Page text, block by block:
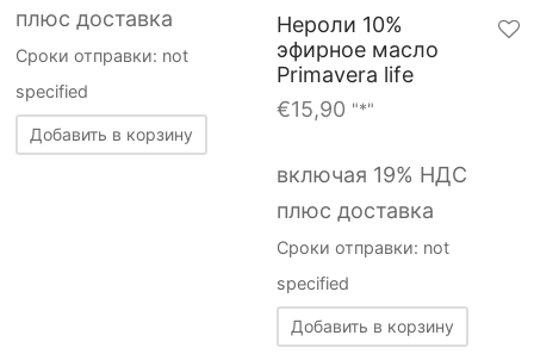
плюс доставка
Сроки отправки: not
specified
Добавить в корзину
Нероли 10%
эфирное масло
Primavera life
€15,90 "*"
включая 19% НДС
плюс доставка
Сроки отправки: not
specified
Добавить в корзину